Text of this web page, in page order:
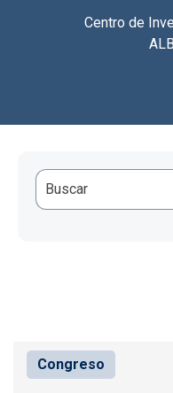
Centro de
Congreso